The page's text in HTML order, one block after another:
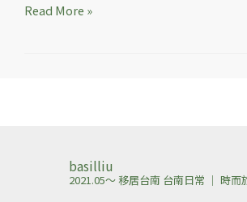
Read More »
basilliu
2021.05～ 移居台南 台南日常 ｜ 時而